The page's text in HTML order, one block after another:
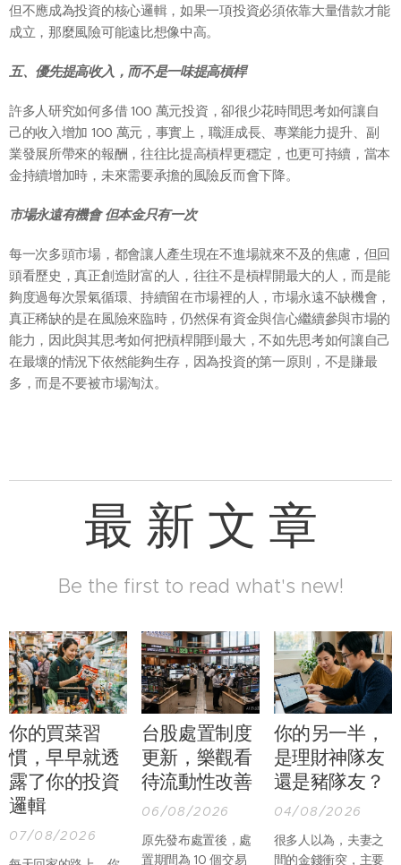
但不應成為投資的核心邏輯，如果一項投資必須依靠大量借款才能
成立，那麼風險可能遠比想像中高。
五、優先提高收入，而不是一味提高槓桿
許多人研究如何多借 100 萬元投資，卻很少花時間思考如何讓自
己的收入增加 100 萬元，事實上，職涯成長、專業能力提升、副
業發展所帶來的報酬，往往比提高槓桿更穩定，也更可持續，當本
金持續增加時，未來需要承擔的風險反而會下降。
市場永遠有機會 但本金只有一次
每一次多頭市場，都會讓人產生現在不進場就來不及的焦慮，但回
頭看歷史，真正創造財富的人，往往不是槓桿開最大的人，而是能
夠度過每次景氣循環、持續留在市場裡的人，市場永遠不缺機會，
真正稀缺的是在風險來臨時，仍然保有資金與信心繼續參與市場的
能力，因此與其思考如何把槓桿開到最大，不如先思考如何讓自己
在最壞的情況下依然能夠生存，因為投資的第一原則，不是賺最
多，而是不要被市場淘汰。
最 新 文 章
Be the first to read what's new!
你的買菜習
慣，早早就透
露了你的投資
邏輯
07/08/2026
台股處置制度
更新，樂觀看
待流動性改善
06/08/2026
原先發布處置後，處
置期間為 10 個交易
你的另一半，
是理財神隊友
還是豬隊友？
04/08/2026
很多人以為，夫妻之
間的金錢衝突，主要